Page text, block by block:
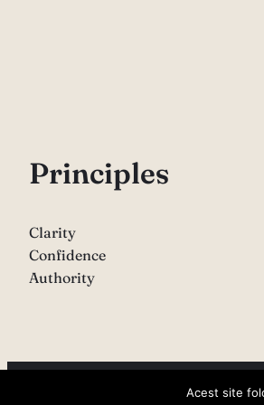
Principles
Clarity
Confidence
Authority
Copyright 2026 – Sabina Varga
Acest site